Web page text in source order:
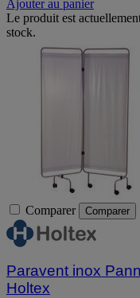
Ajouter au panier
Le produit est
stock.
Comparer Comparer
Paravent inox
Holtex